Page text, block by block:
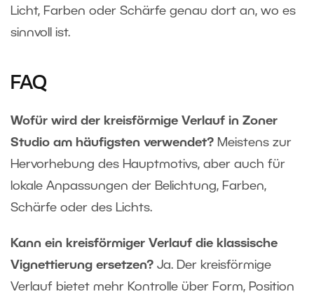
Licht, Farben oder Schärfe genau dort an, wo es
sinnvoll ist.
FAQ
Wofür wird der kreisförmige Verlauf in Zoner
Studio am häufigsten verwendet? Meistens zur
Hervorhebung des Hauptmotivs, aber auch für
lokale Anpassungen der Belichtung, Farben,
Schärfe oder des Lichts.
Kann ein kreisförmiger Verlauf die klassische
Vignettierung ersetzen? Ja. Der kreisförmige
Verlauf bietet mehr Kontrolle über Form, Position